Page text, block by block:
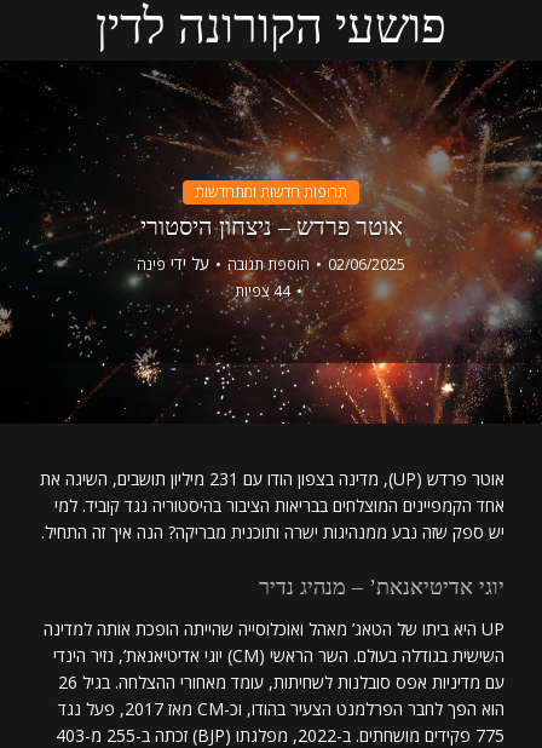
פושעי הקורונה לדין
תרופות חדשות ומתחדשות
אוטר פרדש – ניצחון היסטורי
02/06/2025 הוספת תגובה על ידי פינה
44 צפיות
אוטר פרדש (UP), מדינה בצפון הודו עם 231 מיליון תושבים, השיגה את
אחד הקמפיינים המוצלחים בבריאות הציבור בהיסטוריה נגד קוביד. למי
יש ספק שזה נבע ממנהיגות ישרה ותוכנית מבריקה? הנה איך זה התחיל.
יוגי אדיטיאנאת’ – מנהיג נדיר
UP היא ביתו של הטאג’ מאהל ואוכלוסייה שהייתה הופכת אותה למדינה
השישית בגודלה בעולם. השר הראשי (CM) יוגי אדיטיאנאת’, נזיר הינדי
עם מדיניות אפס סובלנות לשחיתות, עומד מאחורי ההצלחה. בגיל 26
הוא הפך לחבר הפרלמנט הצעיר בהודו, וכ-CM מאז 2017, פעל נגד
775 פקידים מושחתים. ב-2022, מפלגתו (BJP) זכתה ב-255 מ-403